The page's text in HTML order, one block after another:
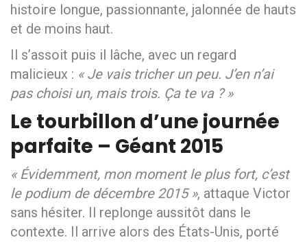
histoire longue, passionnante, jalonnée de hauts
et de moins haut.
Il s’assoit puis il lâche, avec un regard
malicieux : « Je vais tricher un peu. J’en n’ai
pas choisi un, mais trois. Ça te va ? »
Le tourbillon d’une journée
parfaite – Géant 2015
« Évidemment, mon moment le plus fort, c’est
le podium de décembre 2015 », attaque Victor
sans hésiter. Il replonge aussitôt dans le
contexte. Il arrive alors des États-Unis, porté